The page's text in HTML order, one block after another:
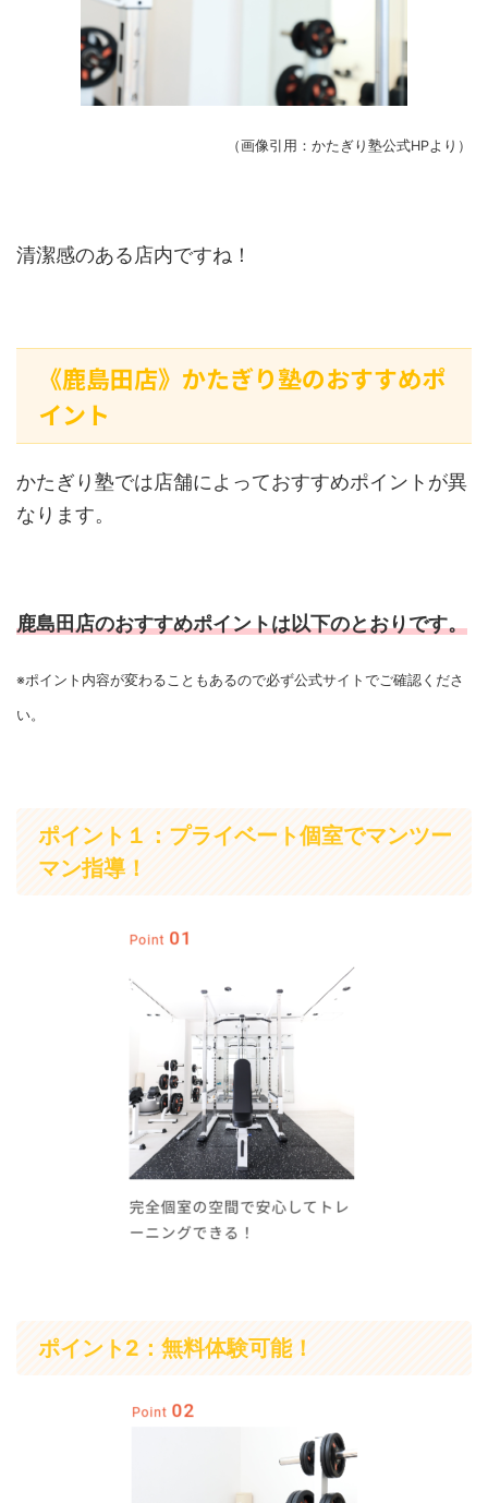
（画像引用：かたぎり塾公式HPより）
清潔感のある店内ですね！
《鹿島田店》かたぎり塾のおすすめポ
イント
かたぎり塾では店舗によっておすすめポイントが異
なります。
鹿島田店のおすすめポイントは以下のとおりです。
※ポイント内容が変わることもあるので必ず公式サイトでご確認くださ
い。
ポイント１：プライベート個室でマンツー
マン指導！
ポイント2：無料体験可能！